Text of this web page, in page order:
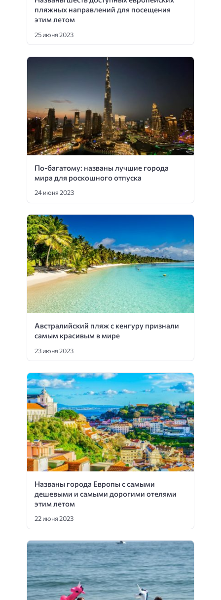
пляжных направлений для посещения
этим летом
25 июня 2023
По-багатому: названы лучшие города
мира для роскошного отпуска
24 июня 2023
Австралийский пляж с кенгуру признали
самым красивым в мире
23 июня 2023
Названы города Европы с самыми
дешевыми и самыми дорогими отелями
этим летом
22 июня 2023